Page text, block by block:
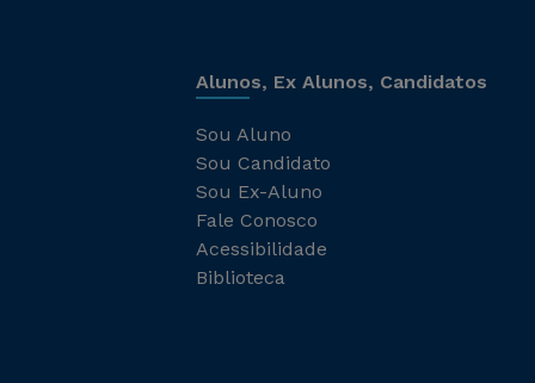
Alunos, Ex Alunos, Candidatos
Sou Aluno
Sou Candidato
Sou Ex-Aluno
Fale Conosco
Acessibilidade
Biblioteca